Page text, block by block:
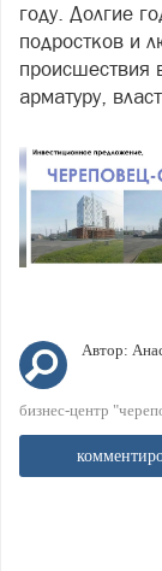
году. Долгие
подростков и
происшествия
арматуру,
Автор:
бизнес-центр